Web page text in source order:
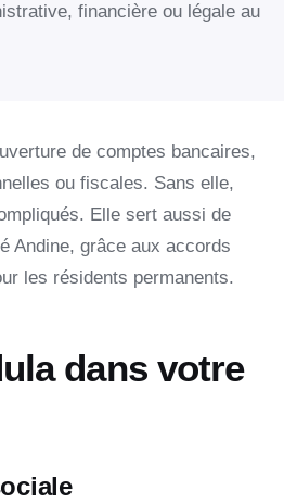
financière ou légale au
de comptes bancaires,
ou fiscales. Sans elle,
Elle sert aussi de
Andine, grâce aux accords
les résidents permanents.
dans votre